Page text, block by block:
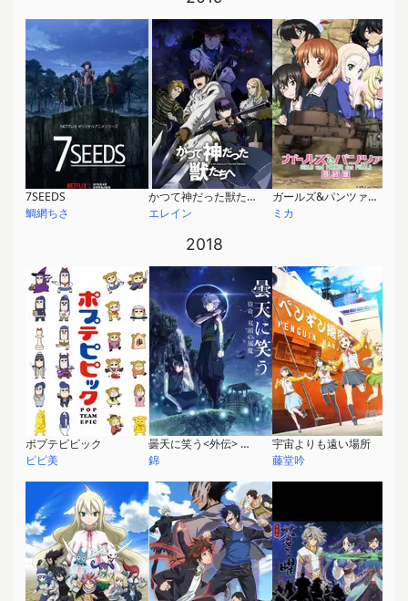
7SEEDS
鯛網ちさ
かつて神だった獣たちへ
エレイン
ガールズ&パンツァー 最終章 第2話
ミカ
2018
ポプテピピック
ピピ美
曇天に笑う<外伝> ～宿命、双頭の風魔～
錦
宇宙よりも遠い場所
藤堂吟